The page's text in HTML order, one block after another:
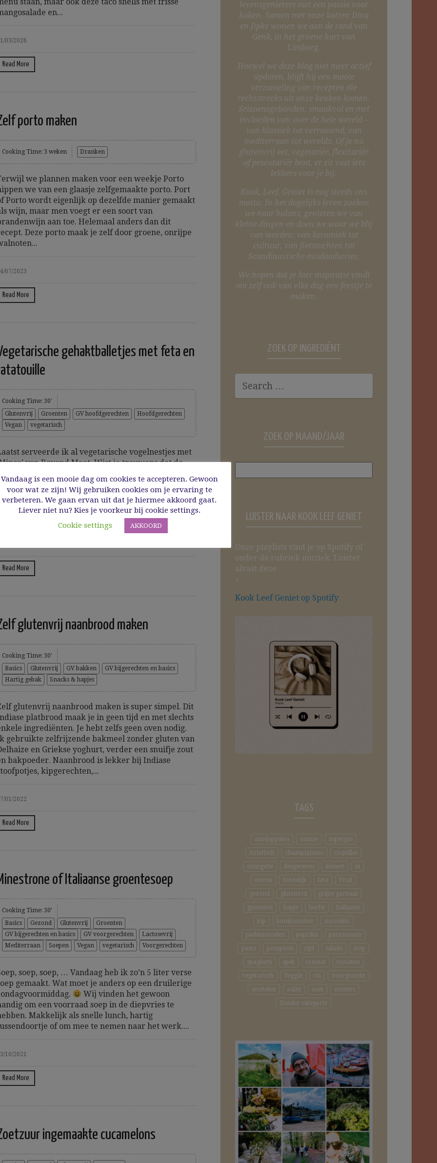
staan, maar ook deze taco shells met frisse
en...
03/2026
Read More
porto maken
Cooking Time: 3 weken Dranken
we plannen maken voor een weekje Porto
we van een glaasje zelfgemaakte porto. Port
Porto wordt eigenlijk op dezelfde manier gemaakt
wijn, maar men voegt er een soort van
aan toe. Helemaal anders dan dit
Deze porto maak je zelf door groene, onrijpe
07/2023
Read More
gehaktballetjes met feta en
Cooking Time: 30'
Glutenvrij
Groenten GV hoofdgerechten
Hoofdgerechten
Vegan
vegetarisch
serveerde ik al vegetarische vogelnestjes met
van Beyond Meat. Wist je trouwens dat de
vleeseters die nu en dan veggie willen eten.
maak ik vegetarische gehaktballetjes
met feta. Wie toch liever echt gehakt heeft,
Read More
glutenvrij naanbrood maken
Cooking Time: 30'
Basics
Glutenvrij GV bakken
GV bijgerechten en basics
Hartig gebak
Snacks & hapjes
glutenvrij naanbrood maken is super simpel. Dit
platbrood maak je in geen tijd en met slechts
ingrediënten. Je hebt zelfs geen oven nodig.
gebruikte zelfrijzende bakmeel zonder gluten van
en Griekse yoghurt, verder een snuifje zout
bakpoeder. Naanbrood is lekker bij Indiase
kipgerechten,...
01/2022
Read More
of Italiaanse groentesoep
Cooking Time: 30’
Basics
Gezond Glutenvrij
Groenten
GV bijgerechten en basics
GV voorgerechten
Lactosevrij
Mediterraan
Soepen Vegan vegetarisch Voorgerechten
soep, soep, … Vandaag heb ik zo’n 5 liter verse
gemaakt. Wat moet je anders op een druilerige
Wij vinden het gewoon
om een voorraad soep in de diepvries te
Makkelijk als snelle lunch, hartig
of om mee te nemen naar het werk....
10/2021
Read More
ingemaakte cucamelons
levensgenieters met een passie voor
koken. Samen met onze katten Diva
en Jipke wonen we aan de rand van
Genk, in het groene hart van
Limburg.
Hoewel we deze blog niet meer actief
updaten, blijft hij een mooie
verzameling van recepten die
rechtstreeks uit onze keuken komen.
Seizoensgebonden, smaakvol en met
invloeden van over de hele wereld –
van klassiek tot verrassend, van
mediterraan tot werelds. Of je nu
glutenvrij eet, vegetariër, flexitariër
of pescotariër bent, er zit vast iets
lekkers voor je bij.
Kook, Leef, Geniet is nog steeds ons
motto. In het dagelijks leven zoeken
we naar balans, genieten we van
kleine dingen en doen we waar we blij
van worden: van keramiek tot
cultuur, van fietstochten tot
Scandinavische misdaadseries.
We hopen dat je hier inspiratie vindt
om zelf ook van elke dag een feestje te
maken.
ZOEK OP INGREDIËNT
ZOEK OP MAAND/JAAR
LUISTER NAAR KOOK LEEF GENIET
Onze playlists vind je op Spotify of
onder de rubriek muziek. Luister
alvast deze
↓
Kook Leef Geniet op Spotify
TAGS
aardappelen amuse
asperges
Aziatisch
champignons
coquilles
courgette
deegwaren dessert
ei
eieren
feestelijk feta
Fruit
gezond
glutenvrij
grijze garnaal
groenten
hapje herfst
Italiaans
kip
komkommer
mosselen
paddenstoelen
paprika
parmezaan
pasta
pompoen rijst salade
soep
spaghetti
spek tomaat
tomaten
vegetarisch
Veggie vis
voorgerecht
wortelen
zalm zoet
zomers
Zonder categorie
Vandaag is een mooie dag om cookies te accepteren. Gewoon
voor wat ze zijn! Wij gebruiken cookies om je ervaring te
verbeteren. We gaan ervan uit dat je hiermee akkoord gaat.
Liever niet nu? Kies je voorkeur bij cookie settings.
Cookie settings
AKKOORD